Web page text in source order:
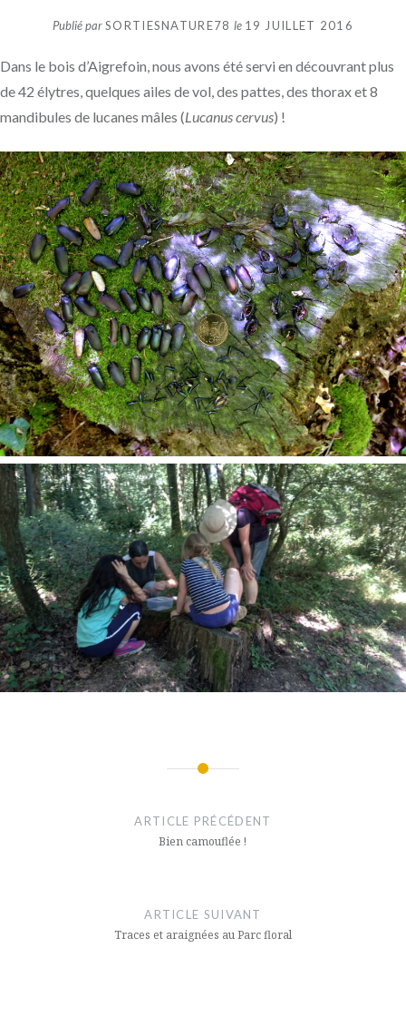
Publié parSORTIESNATURE78 le 19 JUILLET 2016
Dans le bois d’Aigrefoin, nous avons été servi en découvrant plus
de 42 élytres, quelques ailes de vol, des pattes, des thorax et 8
mandibules de lucanes mâles (Lucanus cervus) !
ARTICLE PRÉCÉDENT
Bien camouflée !
ARTICLE SUIVANT
Traces et araignées au Parc floral